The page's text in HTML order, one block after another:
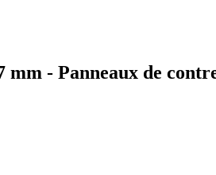
- Panneaux de